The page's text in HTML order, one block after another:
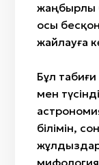
жаңбырлы
осы
жайлауға
Бұл
мен
білімін,